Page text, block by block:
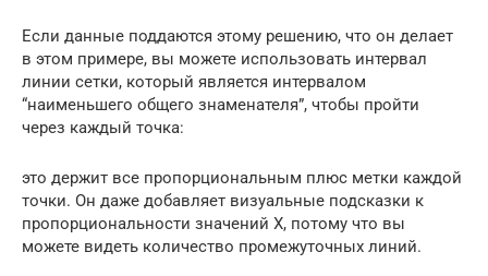
Если данные поддаются этому решению, что он делает
в этом примере, вы можете использовать интервал
линии сетки, который является интервалом
“наименьшего общего знаменателя”, чтобы пройти
через каждый точка:
это держит все пропорциональным плюс метки каждой
точки. Он даже добавляет визуальные подсказки к
пропорциональности значений X, потому что вы
можете видеть количество промежуточных линий.